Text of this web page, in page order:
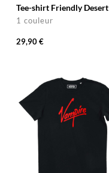
Tee-shirt Friendly Desert
1 couleur
29,90 €